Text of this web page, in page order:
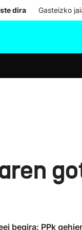
dira Gasteizko
begira: PPk